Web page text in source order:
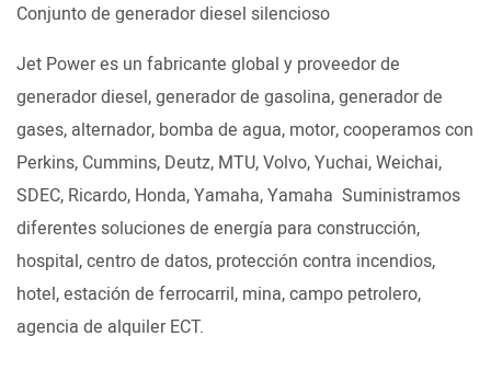
Conjunto de generador diesel silencioso
Jet Power es un fabricante global y proveedor de
generador diesel, generador de gasolina, generador de
gases, alternador, bomba de agua, motor, cooperamos con
Perkins, Cummins, Deutz, MTU, Volvo, Yuchai, Weichai,
SDEC, Ricardo, Honda, Yamaha, Yamaha Suministramos
diferentes soluciones de energía para construcción,
hospital, centro de datos, protección contra incendios,
hotel, estación de ferrocarril, mina, campo petrolero,
agencia de alquiler ECT.